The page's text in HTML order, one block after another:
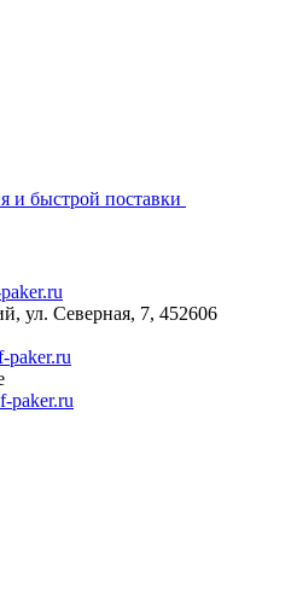
и быстрой поставки
ул. Северная, 7, 452606
paker.ru
paker.ru